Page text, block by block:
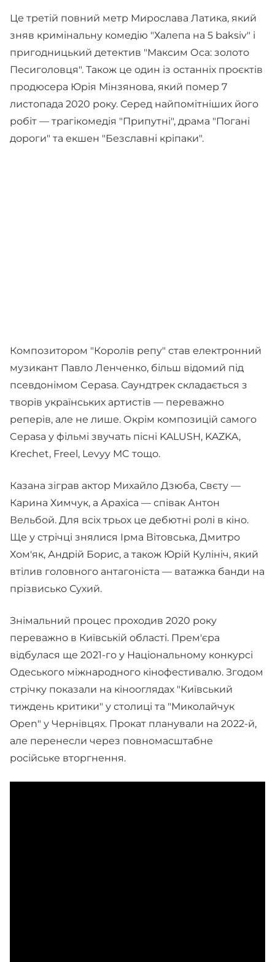
Це третій повний метр Мирослава Латика, який
зняв кримінальну комедію "Халепа на 5 baksiv" і
пригодницький детектив "Максим Оса: золото
Песиголовця". Також це один із останніх проєктів
продюсера Юрія Мінзянова, який помер 7
листопада 2020 року. Серед найпомітніших його
робіт — трагікомедія "Припутні", драма "Погані
дороги" та екшен "Безславні кріпаки".
Композитором "Королів репу" став електронний
музикант Павло Ленченко, більш відомий під
псевдонімом Cepasa. Саундтрек складається з
творів українських артистів — переважно
реперів, але не лише. Окрім композицій самого
Cepasa у фільмі звучать пісні KALUSH, KAZKA,
Krechet, Freel, Levyy MC тощо.
Казана зіграв актор Михайло Дзюба, Свєту —
Карина Химчук, а Арахіса — співак Антон
Вельбой. Для всіх трьох це дебютні ролі в кіно.
Ще у стрічці знялися Ірма Вітовська, Дмитро
Хом'як, Андрій Борис, а також Юрій Кулініч, який
втілив головного антагоніста — ватажка банди на
прізвисько Сухий.
Знімальний процес проходив 2020 року
переважно в Київській області. Прем'єра
відбулася ще 2021-го у Національному конкурсі
Одеського міжнародного кінофестивалю. Згодом
стрічку показали на кінооглядах "Київський
тиждень критики" у столиці та "Миколайчук
Open" у Чернівцях. Прокат планували на 2022-й,
але перенесли через повномасштабне
російське вторгнення.